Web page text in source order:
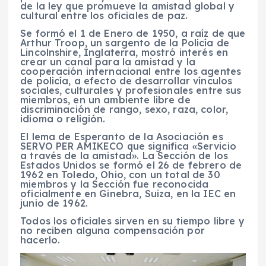
de la ley que promueve la amistad global y
cultural entre los oficiales de paz.
Se formó el 1 de Enero de 1950, a raíz de que
Arthur Troop, un sargento de la Policía de
Lincolnshire, Inglaterra, mostró interés en
crear un canal para la amistad y la
cooperación internacional entre los agentes
de policía, a efecto de desarrollar vínculos
sociales, culturales y profesionales entre sus
miembros, en un ambiente libre de
discriminación de rango, sexo, raza, color,
idioma o religión.
El lema de Esperanto de la Asociación es
SERVO PER AMIKECO que significa «Servicio
a través de la amistad». La Sección de los
Estados Unidos se formó el 26 de febrero de
1962 en Toledo, Ohio, con un total de 30
miembros y la Sección fue reconocida
oficialmente en Ginebra, Suiza, en la IEC en
junio de 1962.
Todos los oficiales sirven en su tiempo libre y
no reciben alguna compensación por
hacerlo.